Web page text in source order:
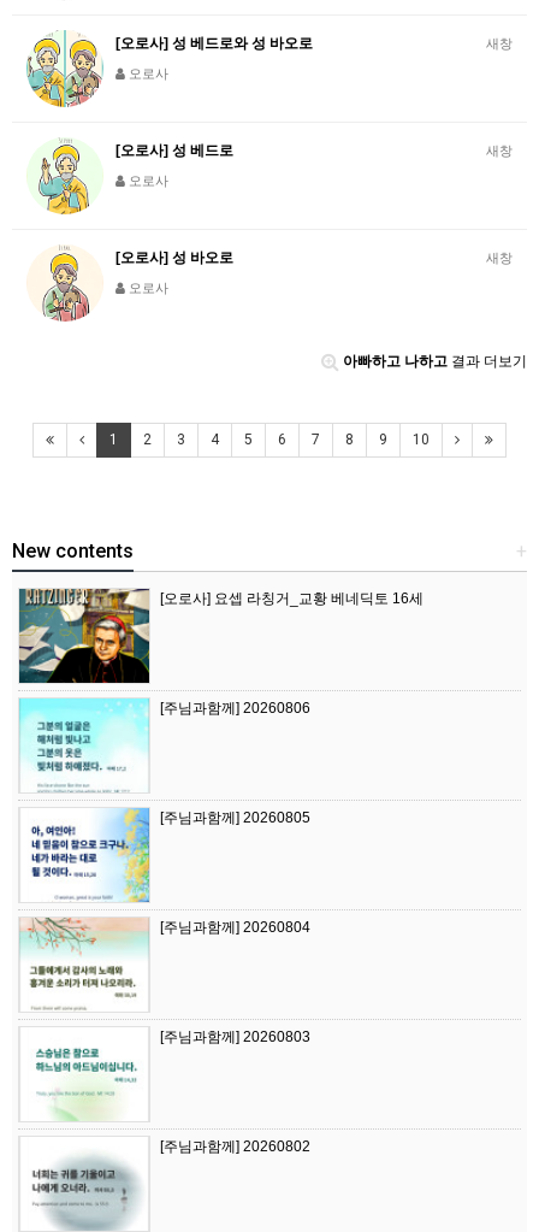
새창
[오로사] 성 베드로와 성 바오로
오로사
새창
[오로사] 성 베드로
오로사
새창
[오로사] 성 바오로
오로사
아빠하고 나하고 결과 더보기
1 2 3 4 5 6 7 8 9 10
+
New contents
[오로사] 요셉 라칭거_교황 베네딕토 16세
[주님과함께] 20260806
[주님과함께] 20260805
[주님과함께] 20260804
[주님과함께] 20260803
[주님과함께] 20260802